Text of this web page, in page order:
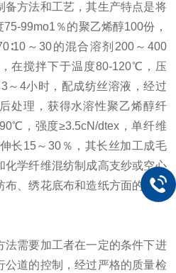
方法和工艺，其生产特点是将
99mo1％的聚乙烯醇100份，
～30的混合溶剂200～400
在搅拌下于温度80-120℃，压
～4小时，配成纺丝溶液，经过
处理，获得水溶性聚乙烯醇纤
，强度≥3.5cN/dtex，单纤维
长15～30％，其长丝加工成毛
化学纤维混纺制成高支纱或空心
布、绣花底布和造纸方面的多种
需要加工者在一定的条件下进
公道的控制，经过严格的质量检